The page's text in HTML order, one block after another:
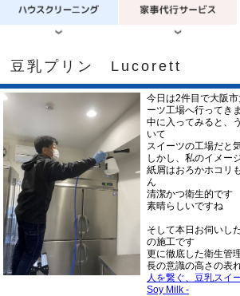
豆乳プリン Lucorett
今日は2件目で大阪
ーツ工場へ行ってき
中に入ってみると、
いて
スイーツの工場だと
しかし、私のイメー
紙屑はおろかホコリ
ん
清潔かつ衛生的です
素晴らしいですね
そして本日お伺いし
の施工です
更に徹底した衛生管
長の意識の高さの表
人を繋ぐ、豆乳スイ
Soy Milk -